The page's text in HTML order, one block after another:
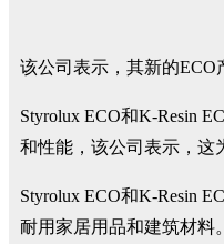
该公司表示，其新的ECO
Styrolux ECO和K-Resin
和性能，该公司表示，这
Styrolux ECO和K-Resin
耐用家居用品和建筑材料